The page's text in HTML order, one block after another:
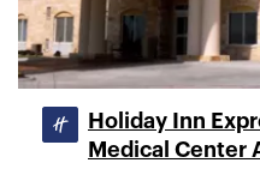
Holiday Inn
Medical Center